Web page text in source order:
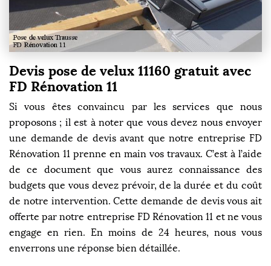
Devis pose de velux 11160 gratuit avec
FD Rénovation 11
Si vous êtes convaincu par les services que nous
proposons ; il est à noter que vous devez nous envoyer
une demande de devis avant que notre entreprise FD
Rénovation 11 prenne en main vos travaux. C’est à l’aide
de ce document que vous aurez connaissance des
budgets que vous devez prévoir, de la durée et du coût
de notre intervention. Cette demande de devis vous ait
offerte par notre entreprise FD Rénovation 11 et ne vous
engage en rien. En moins de 24 heures, nous vous
enverrons une réponse bien détaillée.